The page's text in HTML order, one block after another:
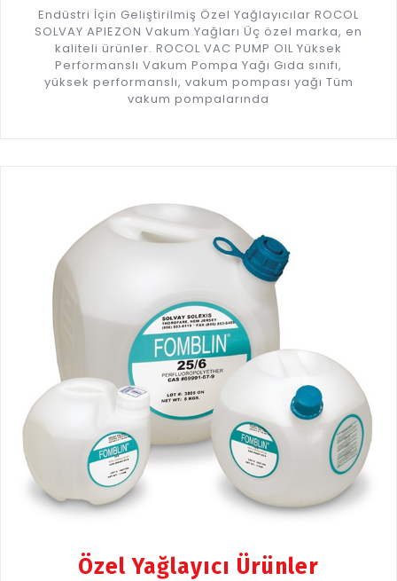
Endüstri İçin Geliştirilmiş Özel Yağlayıcılar ROCOL
SOLVAY APIEZON Vakum Yağları Üç özel marka, en
kaliteli ürünler. ROCOL VAC PUMP OIL Yüksek
Performanslı Vakum Pompa Yağı Gıda sınıfı,
yüksek performanslı, vakum pompası yağı Tüm
vakum pompalarında
Özel Yağlayıcı Ürünler